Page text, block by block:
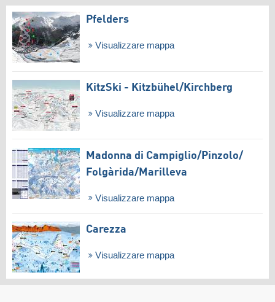
Pfelders
Visualizzare mappa
KitzSki - Kitzbühel/​Kirchberg
Visualizzare mappa
Madonna di Campiglio/​Pinzolo/​
Folgàrida/​Marilleva
Visualizzare mappa
Carezza
Visualizzare mappa